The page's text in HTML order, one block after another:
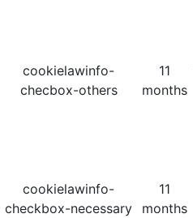
cookielawinfo-
checbox-others
11
months
cookielawinfo-
checkbox-necessary
11
months